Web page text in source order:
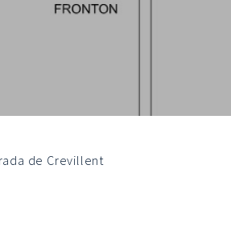
de Crevillent